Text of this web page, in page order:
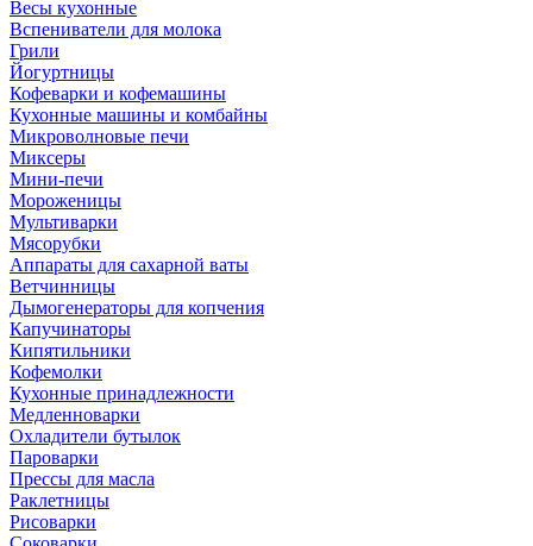
Весы кухонные
Вспениватели для молока
Грили
Йогуртницы
Кофеварки и кофемашины
Кухонные машины и комбайны
Микроволновые печи
Миксеры
Мини-печи
Мороженицы
Мультиварки
Мясорубки
Аппараты для сахарной ваты
Ветчинницы
Дымогенераторы для копчения
Капучинаторы
Кипятильники
Кофемолки
Кухонные принадлежности
Медленноварки
Охладители бутылок
Пароварки
Прессы для масла
Раклетницы
Рисоварки